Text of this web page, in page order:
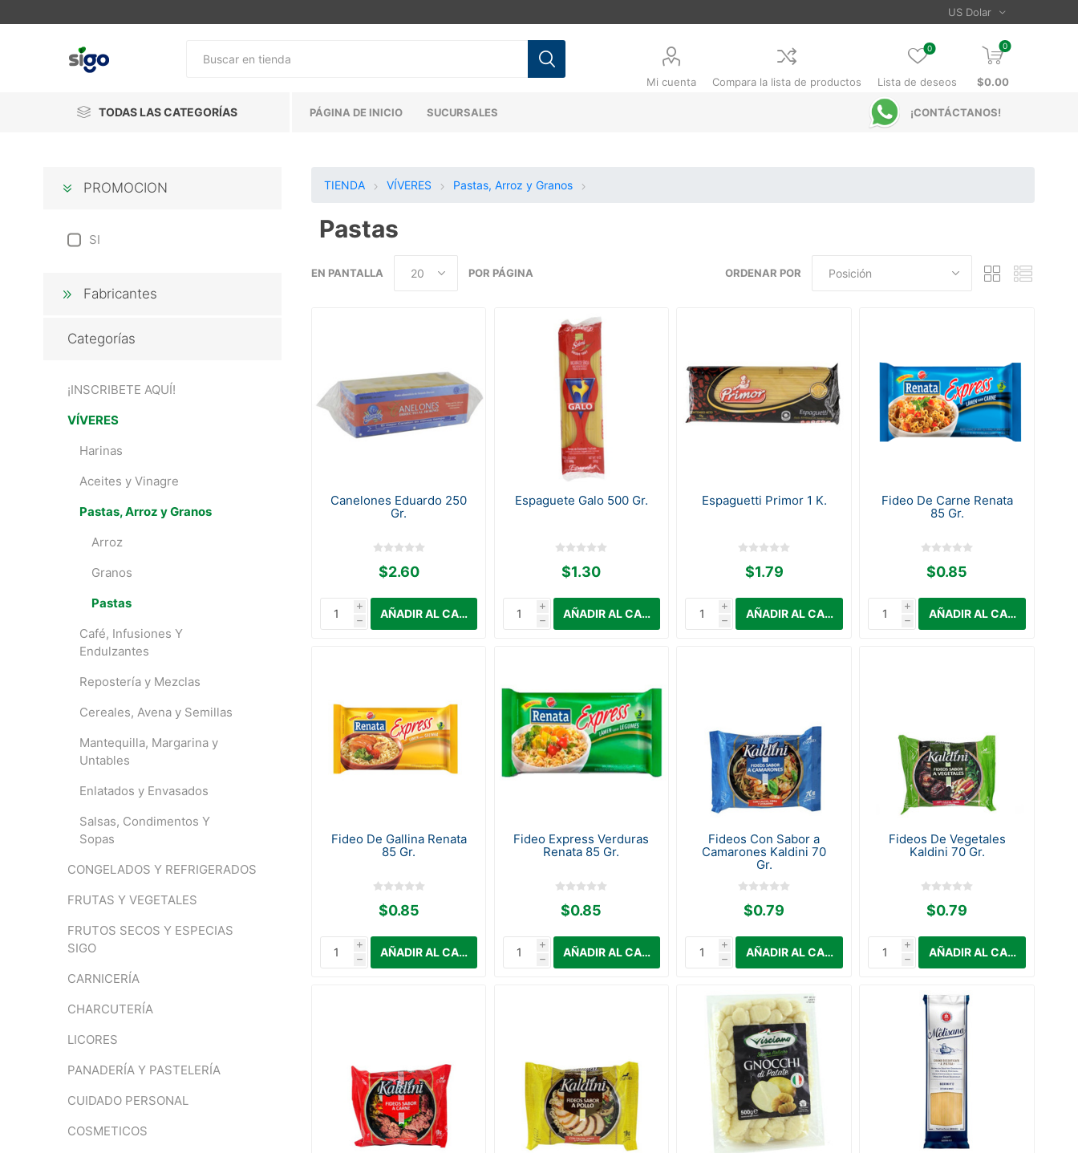
Mi cuenta Compara la lista de productos Lista de deseos
0 0
$0.00
TODAS LAS CATEGORÍAS PÁGINA DE INICIO SUCURSALES ¡CONTÁCTANOS!
TIENDA VÍVERES Pastas, Arroz y Granos
Pastas
ORDENAR POR
EN PANTALLA POR PÁGINA
Canelones Eduardo 250
Gr.
$2.60
i
h
Espaguete Galo 500 Gr.
$1.30
i
h
Espaguetti Primor 1 K.
$1.79
i
h
Fideo De Carne Renata
85 Gr.
$0.85
i
h
Fideo De Gallina Renata
85 Gr.
$0.85
i
h
Fideo Express Verduras
Renata 85 Gr.
$0.85
i
h
Fideos Con Sabor a
Camarones Kaldini 70
Gr.
$0.79
i
h
Fideos De Vegetales
Kaldini 70 Gr.
$0.79
i
h
PROMOCION
SI
Fabricantes
Categorías
¡INSCRIBETE AQUÍ!
VÍVERES
Harinas
Aceites y Vinagre
Pastas, Arroz y Granos
Arroz
Granos
Pastas
Café, Infusiones Y
Endulzantes
Repostería y Mezclas
Cereales, Avena y Semillas
Mantequilla, Margarina y
Untables
Enlatados y Envasados
Salsas, Condimentos Y
Sopas
CONGELADOS Y REFRIGERADOS
FRUTAS Y VEGETALES
FRUTOS SECOS Y ESPECIAS
SIGO
CARNICERÍA
CHARCUTERÍA
LICORES
PANADERÍA Y PASTELERÍA
CUIDADO PERSONAL
COSMETICOS